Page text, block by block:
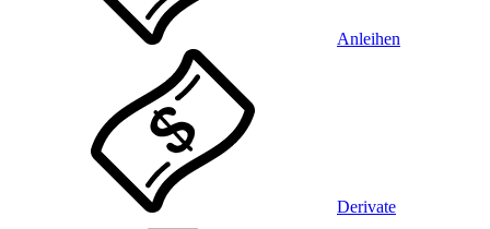
Anleihen
Derivate